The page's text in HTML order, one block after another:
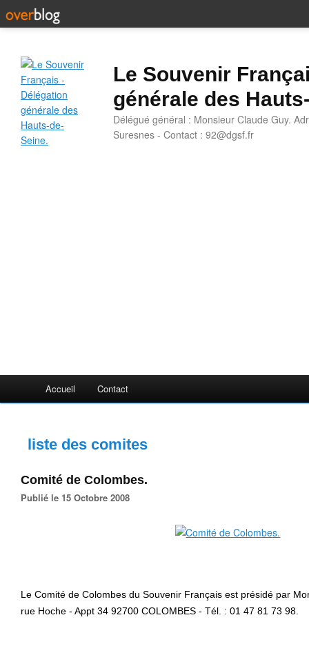
Le Souvenir
générale des
Délégué général : Monsieur Claude Guy.
Suresnes - Contact : 92@dgsf.fr
Accueil Contact
liste des comites
Comité de Colombes.
Publié le 15 Octobre 2008
Le Comité de Colombes du Souvenir Français est présidé par
rue Hoche - Appt 34 92700 COLOMBES - Tél. : 01 47 81 73 98.